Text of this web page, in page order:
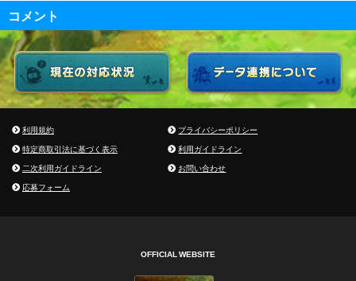
コメント
利用規約
プライバシーポリシー
特定商取引法に基づく表示
利用ガイドライン
二次利用ガイドライン
お問い合わせ
応募フォーム
OFFICIAL WEBSITE